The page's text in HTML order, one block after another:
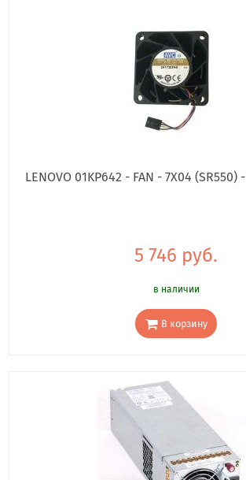
LENOVO 01KP642 - FAN - 7X04
5 746 руб.
в наличии
В корзину